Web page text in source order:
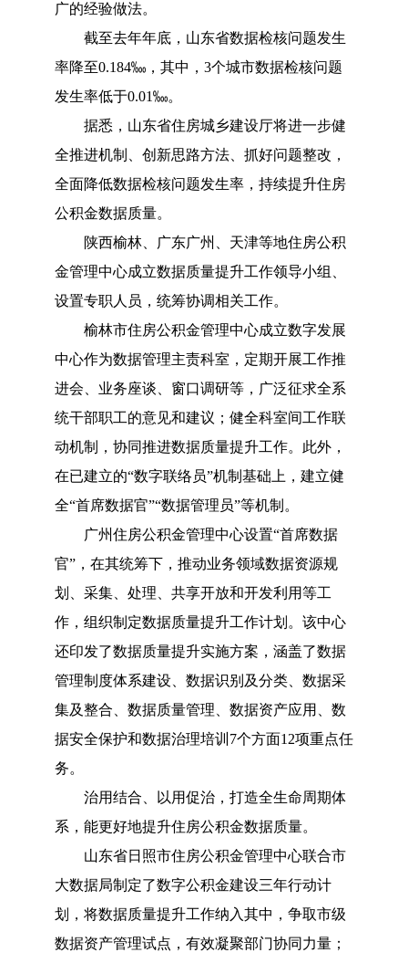
广的经验做法。
截至去年年底，山东省数据检核问题发生
率降至0.184‱，其中，3个城市数据检核问题
发生率低于0.01‱。
据悉，山东省住房城乡建设厅将进一步健
全推进机制、创新思路方法、抓好问题整改，
全面降低数据检核问题发生率，持续提升住房
公积金数据质量。
陕西榆林、广东广州、天津等地住房公积
金管理中心成立数据质量提升工作领导小组、
设置专职人员，统筹协调相关工作。
榆林市住房公积金管理中心成立数字发展
中心作为数据管理主责科室，定期开展工作推
进会、业务座谈、窗口调研等，广泛征求全系
统干部职工的意见和建议；健全科室间工作联
动机制，协同推进数据质量提升工作。此外，
在已建立的“数字联络员”机制基础上，建立健
全“首席数据官”“数据管理员”等机制。
广州住房公积金管理中心设置“首席数据
官”，在其统筹下，推动业务领域数据资源规
划、采集、处理、共享开放和开发利用等工
作，组织制定数据质量提升工作计划。该中心
还印发了数据质量提升实施方案，涵盖了数据
管理制度体系建设、数据识别及分类、数据采
集及整合、数据质量管理、数据资产应用、数
据安全保护和数据治理培训7个方面12项重点任
务。
治用结合、以用促治，打造全生命周期体
系，能更好地提升住房公积金数据质量。
山东省日照市住房公积金管理中心联合市
大数据局制定了数字公积金建设三年行动计
划，将数据质量提升工作纳入其中，争取市级
数据资产管理试点，有效凝聚部门协同力量；